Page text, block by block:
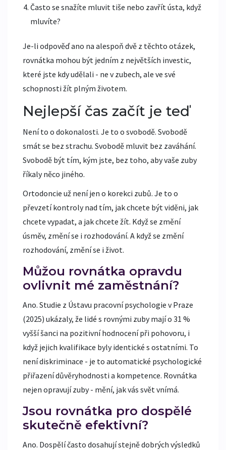
Často se snažíte mluvit tiše nebo zavřít ústa, když
mluvíte?
Je-li odpověď ano na alespoň dvě z těchto otázek,
rovnátka mohou být jedním z největších investic,
které jste kdy udělali - ne v zubech, ale ve své
schopnosti žít plným životem.
Nejlepší čas začít je teď
Není to o dokonalosti. Je to o svobodě. Svobodě
smát se bez strachu. Svobodě mluvit bez zaváhání.
Svobodě být tím, kým jste, bez toho, aby vaše zuby
říkaly něco jiného.
Ortodoncie už není jen o korekci zubů. Je to o
převzetí kontroly nad tím, jak chcete být viděni, jak
chcete vypadat, a jak chcete žít. Když se změní
úsměv, změní se i rozhodování. A když se změní
rozhodování, změní se i život.
Můžou rovnátka opravdu
ovlivnit mé zaměstnání?
Ano. Studie z Ústavu pracovní psychologie v Praze
(2025) ukázaly, že lidé s rovnými zuby mají o 31 %
vyšší šanci na pozitivní hodnocení při pohovoru, i
když jejich kvalifikace byly identické s ostatními. To
není diskriminace - je to automatické psychologické
přiřazení důvěryhodnosti a kompetence. Rovnátka
nejen opravují zuby - mění, jak vás svět vnímá.
Jsou rovnátka pro dospělé
skutečně efektivní?
Ano. Dospělí často dosahují stejně dobrých výsledků